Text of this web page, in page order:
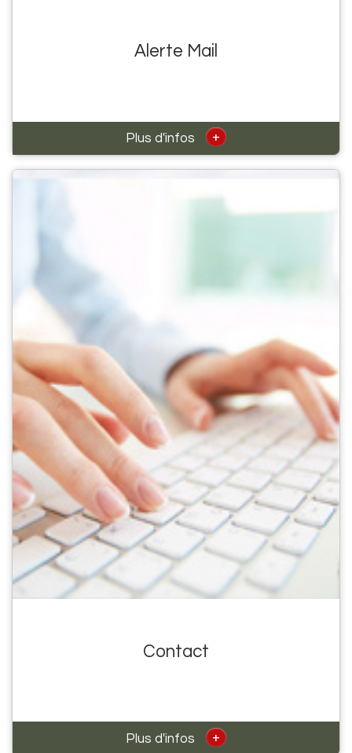
Alerte Mail
Plus d'infos +
Contact
Plus d'infos +